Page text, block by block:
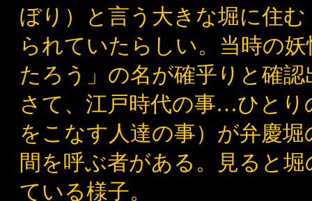
ぼり）と言う大きな堀に住
られていたらしい。当時の
たろう」の名が確乎りと確
さて、江戸時代の事…ひとり
をこなす人達の事）が弁慶
間を呼ぶ者がある。見ると
ている様子。